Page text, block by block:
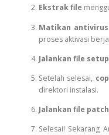
Ekstrak file
Matikan antivirus
proses aktivasi
Jalankan file setup
Setelah selesai,
direktori instalasi.
Jalankan file
Selesai! Sekarang